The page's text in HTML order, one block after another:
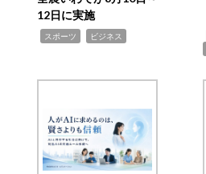
12日に実施
スポーツ ビジネス